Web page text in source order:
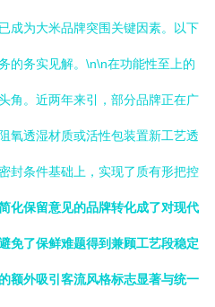
成为大米品牌突围关键因素。以下
的务实见解。\n\n在功能性至上的
角。近两年来引，部分品牌正在广
氧透湿材质或活性包装置新工艺透
条件基础上，实现了质有形把控
化保留意见的品牌转化成了对现代
免了保鲜难题得到兼顾工艺段稳定
额外吸引客流风格标志显著与统一